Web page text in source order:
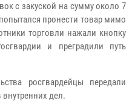
с закуской на сумму около 7
пронести товар мимо
торговли нажали кнопку
и преградили путь
росгвардейцы передали
внутренних дел.